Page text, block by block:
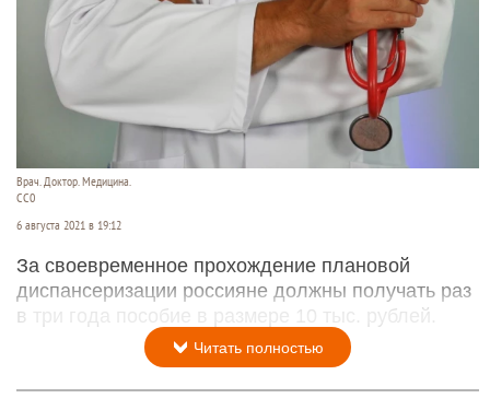
Врач. Доктор. Медицина.
CC0
6 августа 2021 в 19:12
За своевременное прохождение плановой
диспансеризации россияне должны получать раз
в три года пособие в размере 10 тыс. рублей.
Читать полностью